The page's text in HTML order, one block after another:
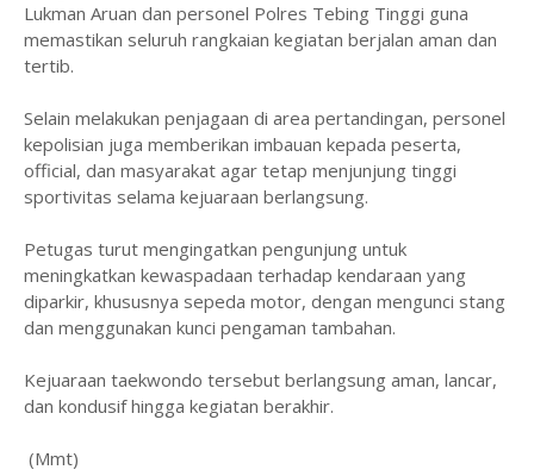
Lukman Aruan dan personel Polres Tebing Tinggi guna
memastikan seluruh rangkaian kegiatan berjalan aman dan
tertib.
Selain melakukan penjagaan di area pertandingan, personel
kepolisian juga memberikan imbauan kepada peserta,
official, dan masyarakat agar tetap menjunjung tinggi
sportivitas selama kejuaraan berlangsung.
Petugas turut mengingatkan pengunjung untuk
meningkatkan kewaspadaan terhadap kendaraan yang
diparkir, khususnya sepeda motor, dengan mengunci stang
dan menggunakan kunci pengaman tambahan.
Kejuaraan taekwondo tersebut berlangsung aman, lancar,
dan kondusif hingga kegiatan berakhir.
(Mmt)